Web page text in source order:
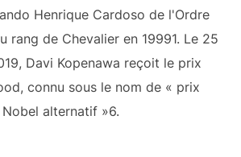
Henrique Cardoso de l'Ordre
rang de Chevalier en 19991. Le 25
Davi Kopenawa reçoit le prix
connu sous le nom de « prix
Nobel alternatif »6.